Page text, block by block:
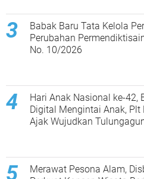
Babak Baru Tata Kelola
Perubahan
No. 10/2026
Hari Anak Nasional ke-42,
Digital Mengintai Anak,
Ajak Wujudkan
Merawat Pesona Alam,